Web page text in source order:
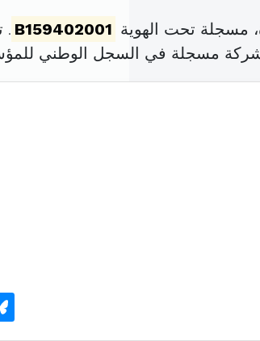
مسجلة تحت الهوية B159402001
.
مسجلة في السجل الوطني